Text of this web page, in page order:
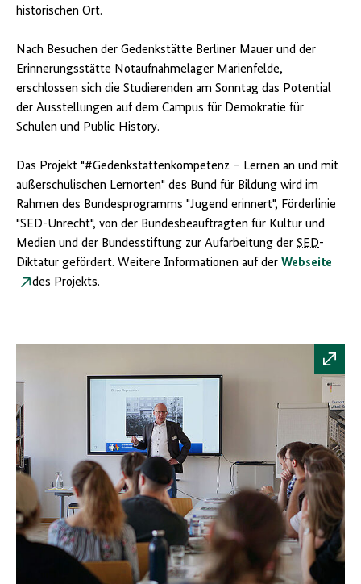
historischen Ort.
Nach Besuchen der Gedenkstätte Berliner Mauer und der
Erinnerungsstätte Notaufnahmelager Marienfelde,
erschlossen sich die Studierenden am Sonntag das Potential
der Ausstellungen auf dem Campus für Demokratie für
Schulen und Public History.
Das Projekt "#Gedenkstättenkompetenz – Lernen an und mit
außerschulischen Lernorten" des Bund für Bildung wird im
Rahmen des Bundesprogramms "Jugend erinnert", Förderlinie
"SED-Unrecht", von der Bundesbeauftragten für Kultur und
Medien und der Bundesstiftung zur Aufarbeitung der SED-
Diktatur gefördert. Weitere Informationen auf der Webseite
des Projekts.